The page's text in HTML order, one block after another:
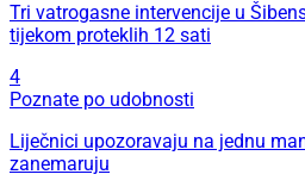
Tri vatrogasne intervencije u
tijekom proteklih 12 sati
4
Poznate po udobnosti
Liječnici upozoravaju na jednu
zanemaruju